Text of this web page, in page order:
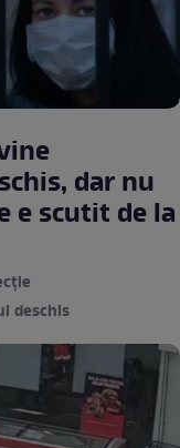
dar nu
e scutit de la
deschis